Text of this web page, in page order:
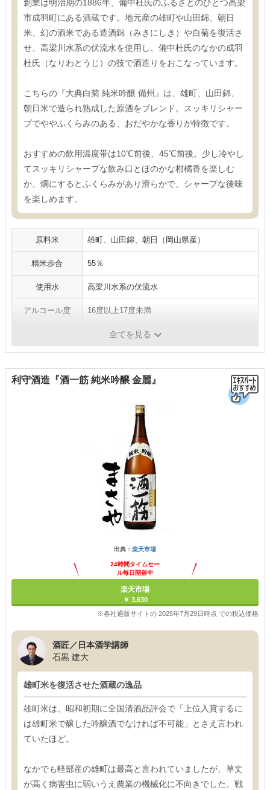
創業は明治期の1886年、備中杜氏のふるさとのひとつ高梁
市成羽町にある酒蔵です。地元産の雄町や山田錦、朝日
米、幻の酒米である造酒錦（みきにしき）や白菊を復活さ
せ、高梁川水系の伏流水を使用し、備中杜氏のなかの成羽
杜氏（なりわとうじ）の技で酒造りをおこなっています。
こちらの『大典白菊 純米吟醸 備州』は、雄町、山田錦、
朝日米で造られ熟成した原酒をブレンド。スッキリシャー
プでややふくらみのある、おだやかな香りが特徴です。
おすすめの飲用温度帯は10℃前後、45℃前後。少し冷やし
てスッキリシャープな飲み口とほのかな柑橘香を楽しむ
か、燗にするとふくらみがあり滑らかで、シャープな後味
を楽しめます。
原料米 雄町、山田錦、朝日（岡山県産）
精米歩合 55％
使用水 高梁川水系の伏流水
アルコール度 16度以上17度未満
720ml、1800ml
全てを見る
利守酒造『酒一筋 純米吟醸 金麗』
出典： 楽天市場
24時間タイムセー
ル毎日開催中
楽天市場
￥ 3,630
※各社通販サイトの 2025年7月29日時点 での税込価格
酒匠／日本酒学講師
石黒 建大
雄町米を復活させた酒蔵の逸品
雄町米は、昭和初期に全国清酒品評会で「上位入賞するに
は雄町米で醸した吟醸酒でなければ不可能」とさえ言われ
ていたほど。
なかでも軽部産の雄町は最高と言われていましたが、草丈
が高く病害虫に弱いうえ農業の機械化に不向きでした。戦